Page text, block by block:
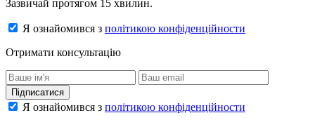
Зазвичай протягом 15 хвилин.
Я ознайомився з політикою конфіденційности
Отримати консультацію
Підписатися
Я ознайомився з політикою конфіденційности